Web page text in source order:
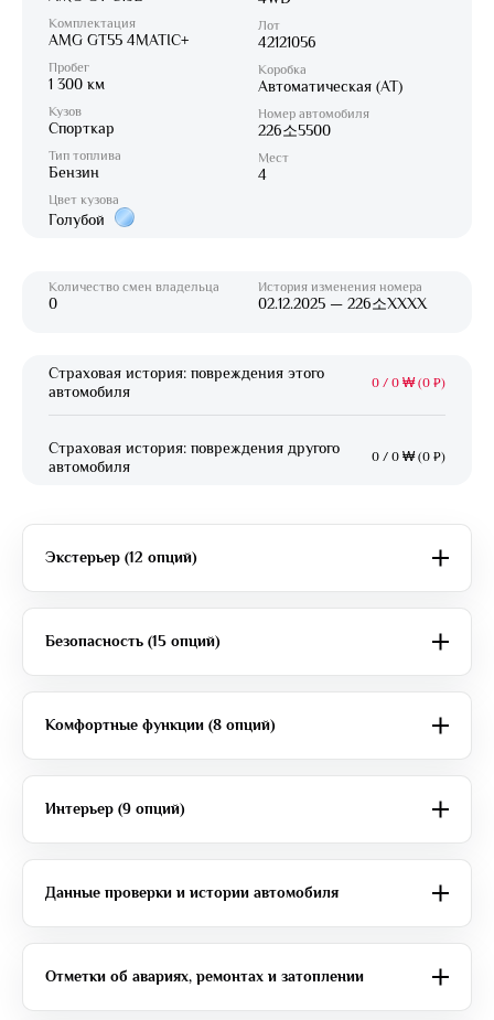
Комплектация
AMG GT55 4MATIC+
Пробег
1 300 км
Кузов
Спорткар
Тип топлива
Бензин
Цвет кузова
Голубой
Лот
42121056
Коробка
Автоматическая (AT)
Номер автомобиля
226소5500
Мест
4
Количество смен владельца
0
История изменения номера
02.12.2025 — 226소XXXX
Страховая история: повреждения этого
автомобиля
0 / 0 ₩ (0 ₽)
Страховая история: повреждения другого
автомобиля
0 / 0 ₩ (0 ₽)
Экстерьер (12 опций)
Безопасность (15 опций)
Комфортные функции (8 опций)
Интерьер (9 опций)
Данные проверки и истории автомобиля
Отметки об авариях, ремонтах и затоплении